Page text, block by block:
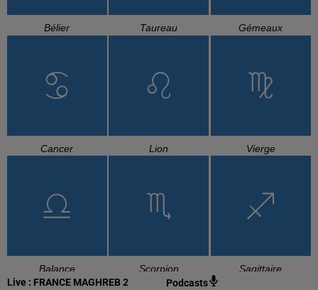
Live : FRANCE MAGHREB 2 Podcasts
Bélier Taureau Gémeaux
Cancer Lion Vierge
Balance Scorpion Sagittaire